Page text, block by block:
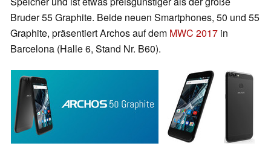
Bruder 55 Graphite. Beide neuen Smartphones, 50 und 55
Graphite, präsentiert Archos auf dem MWC 2017 in
Barcelona (Halle 6, Stand Nr. B60).